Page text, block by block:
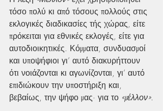
τόσο πολύ κι από τόσους πολλούς στις
εκλογικές διαδικασίες τής χώρας, είτε
πρόκειται για εθνικές εκλογές, είτε για
αυτοδιοικητικές. Κόμματα, συνδυασμοί
και υποψήφιοι γι’ αυτό διακυρήττουν
ότι νοιάζονται κι αγωνίζονται, γι’ αυτό
επιδιώκουν την υποστήριξη και,
βεβαίως, την ψήφο μας· για το «μέλλον».